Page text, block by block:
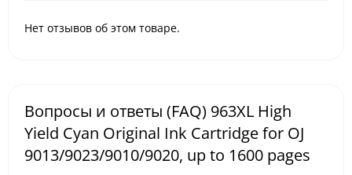
Нет отзывов об этом товаре.
Вопросы и ответы (FAQ) 963XL High
Yield Cyan Original Ink Cartridge for OJ
9013/9023/9010/9020, up to 1600 pages